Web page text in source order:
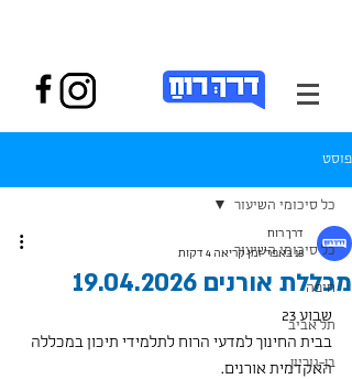
פוסט
כל סיכומי השיעור
חיפה
תל אביב
בן-גוריון
כל סיכומי השיעור
מכללת אורנים 19.04.2026
דרך רוח
18 באפר׳
זמן קריאה 4 דקות
בבית החינוך למדעי הרוח לתלמידי תיכון במכללה
האקדמית אורנים.